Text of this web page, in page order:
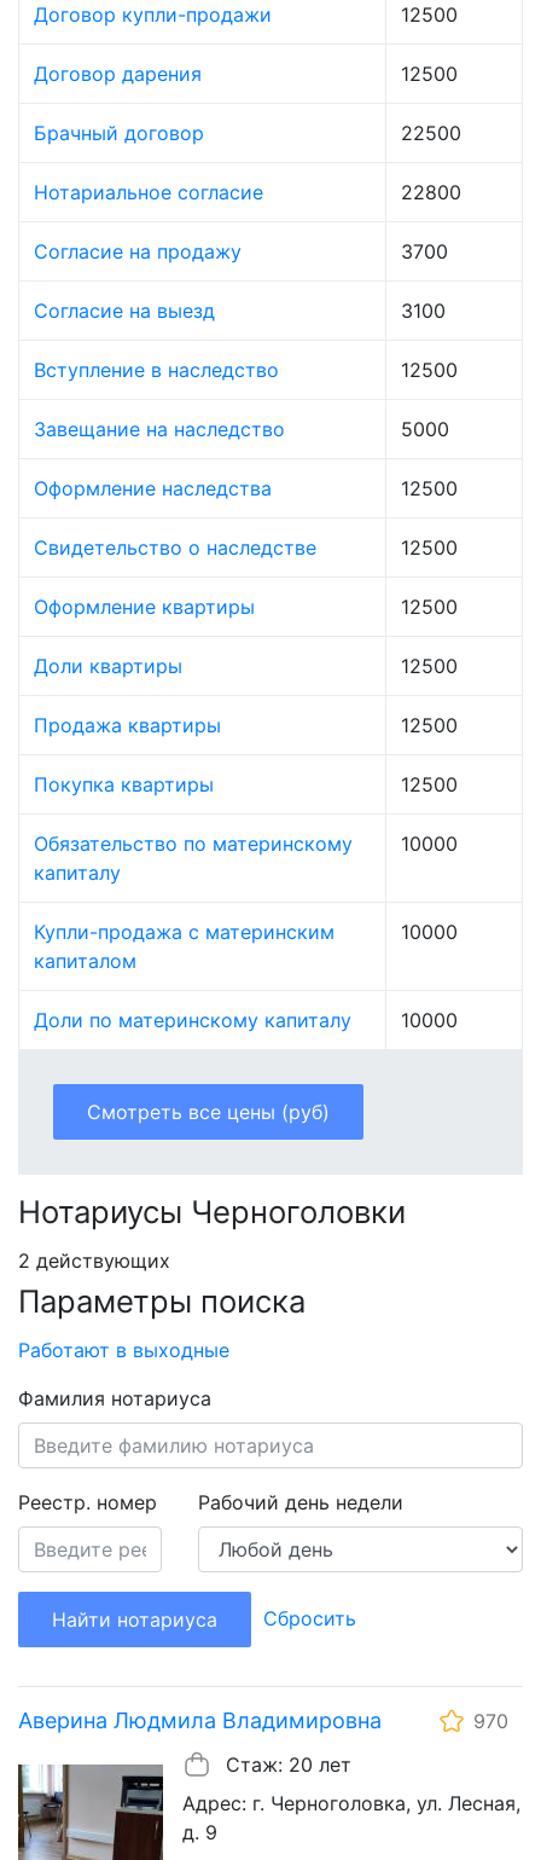
Договор купли-продажи 12500
Договор дарения 12500
Брачный договор 22500
Нотариальное согласие 22800
Согласие на продажу 3700
Согласие на выезд 3100
Вступление в наследство 12500
Завещание на наследство 5000
Оформление наследства 12500
Свидетельство о наследстве 12500
Оформление квартиры 12500
Доли квартиры 12500
Продажа квартиры 12500
Покупка квартиры 12500
Обязательство по материнскому
капиталу
10000
Купли-продажа с материнским
капиталом
10000
Доли по материнскому капиталу 10000
Смотреть все цены (руб)
Нотариусы Черноголовки
2 действующих
Параметры поиска
Работают в выходные
Фамилия нотариуса
Реестр. номер Рабочий день недели
Найти нотариуса Сбросить
Аверина Людмила Владимировна
970
Стаж: 20 лет
Адрес: г. Черноголовка, ул. Лесная,
д. 9